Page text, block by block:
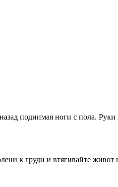
поднимая ноги с пола.
к груди и втягивайте